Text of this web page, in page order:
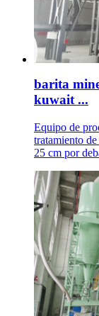
barita
kuwait ...
Equipo de
tratamiento
25 cm por